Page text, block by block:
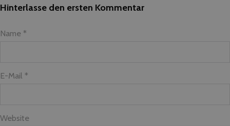
Hinterlasse den ersten Kommentar
Name *
E-Mail *
Website